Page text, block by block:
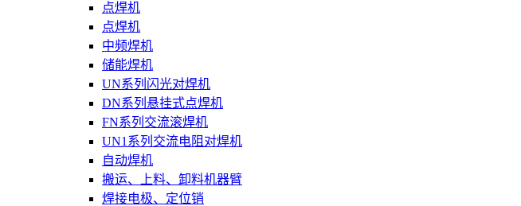
点焊机
点焊机
中频焊机
储能焊机
UN系列闪光对焊机
DN系列悬挂式点焊机
FN系列交流滚焊机
UN1系列交流电阻对焊机
自动焊机
搬运、上料、卸料机器臂
焊接电极、定位销